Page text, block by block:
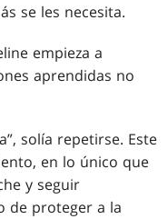
se les necesita.
empieza a
aprendidas no
solía repetirse. Este
en lo único que
y seguir
de proteger a la